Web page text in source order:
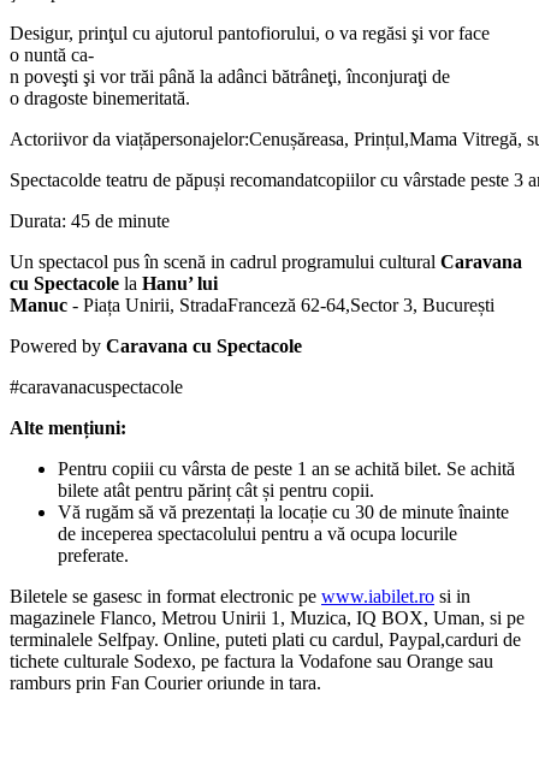
Desigur, prinţul cu ajutorul pantofiorului, o va regăsi şi vorface
o nuntă ca-
n poveşti şi vortrăi până la adânci bătrâneţi,înconjuraţi de
o dragoste binemeritată.
Actoriivorda viațăpersonajelor:Cenușăreasa, Prințul,Mama Vitregă,
Spectacolde teatru de păpuși recomandatcopiilorcu vârstade peste 3
Durata: 45 de minute
Un spectacol pus în scenă in cadrul programului cultural Caravana
cu Spectacole la Hanu’ lui
Manuc - Piața Unirii, StradaFranceză 62-64,Sector 3, București
Powered by Caravana cu Spectacole
#caravanacuspectacole
Alte mențiuni:
Pentru copiii cu vârsta de peste 1 an se achită bilet. Se achită
bilete atât pentru părinț cât și pentru copii.
Vă rugăm să vă prezentați la locație cu 30 de minute înainte
de inceperea spectacolului pentru a vă ocupa locurile
preferate.
Biletele se gasesc in format electronic pe www.iabilet.ro si in
magazinele Flanco, Metrou Unirii 1, Muzica, IQ BOX, Uman, si pe
terminalele Selfpay. Online, puteti plati cu cardul, Paypal,carduri de
tichete culturale Sodexo, pe factura la Vodafone sau Orange sau
ramburs prin Fan Courier oriunde in tara.